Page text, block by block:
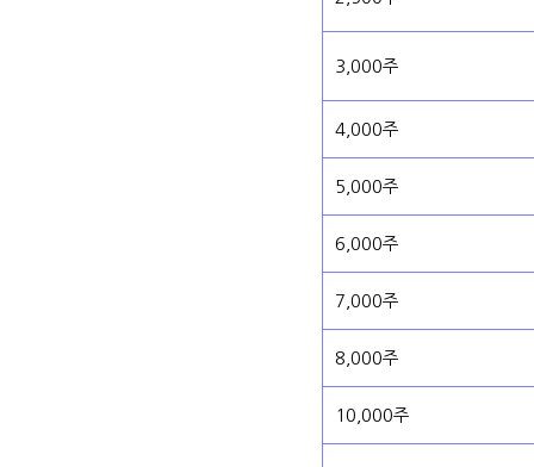
3,000주
4,000주
5,000주
6,000주
7,000주
8,000주
10,000주